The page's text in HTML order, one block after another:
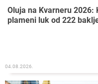
Oluja na Kvarneru
plameni luk od 222
04.08.2026.